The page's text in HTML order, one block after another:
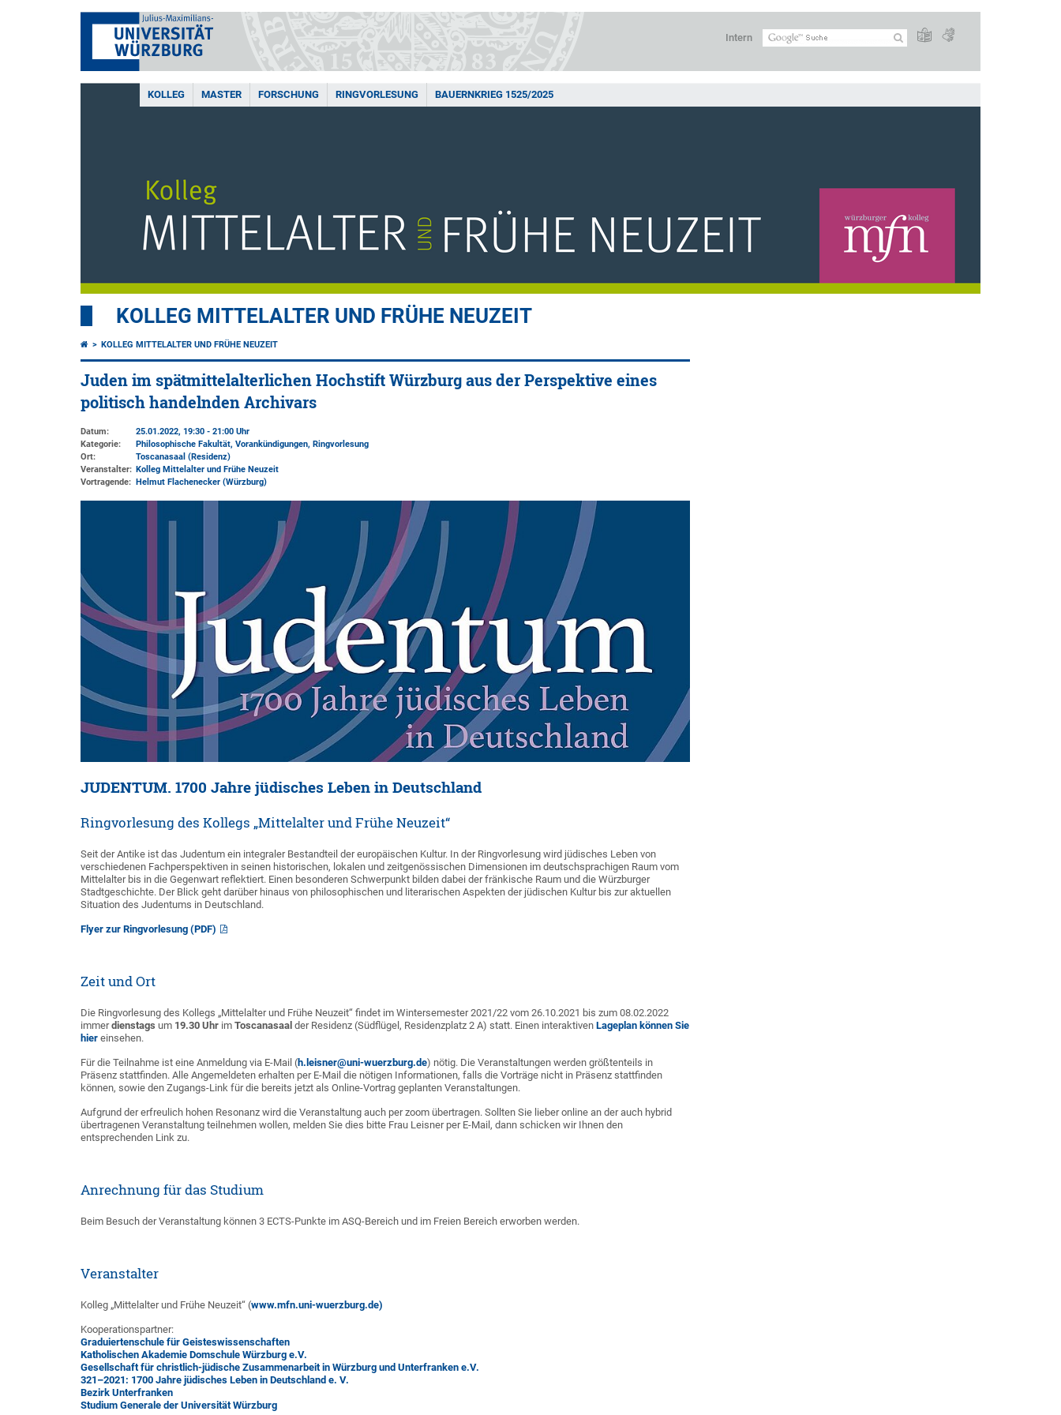
Intern
KOLLEG MASTER FORSCHUNG RINGVORLESUNG BAUERNKRIEG 1525/2025
KOLLEG MITTELALTER UND FRÜHE NEUZEIT
KOLLEG MITTELALTER UND FRÜHE NEUZEIT
Juden im spätmittelalterlichen Hochstift Würzburg aus der Perspektive eines
politisch handelnden Archivars
Datum:
25.01.2022, 19:30 - 21:00 Uhr
Kategorie:
Philosophische Fakultät, Vorankündigungen, Ringvorlesung
Ort:
Toscanasaal (Residenz)
Veranstalter: Kolleg Mittelalter und Frühe Neuzeit
Vortragende: Helmut Flachenecker (Würzburg)
JUDENTUM. 1700 Jahre jüdisches Leben in Deutschland
Ringvorlesung des Kollegs „Mittelalter und Frühe Neuzeit“
Seit der Antike ist das Judentum ein integraler Bestandteil der europäischen Kultur. In der Ringvorlesung wird jüdisches Leben von
verschiedenen Fachperspektiven in seinen historischen, lokalen und zeitgenössischen Dimensionen im deutschsprachigen Raum vom
Mittelalter bis in die Gegenwart reflektiert. Einen besonderen Schwerpunkt bilden dabei der fränkische Raum und die Würzburger
Stadtgeschichte. Der Blick geht darüber hinaus von philosophischen und literarischen Aspekten der jüdischen Kultur bis zur aktuellen
Situation des Judentums in Deutschland.
Flyer zur Ringvorlesung (PDF)
Zeit und Ort
Die Ringvorlesung des Kollegs „Mittelalter und Frühe Neuzeit“ findet im Wintersemester 2021/22 vom 26.10.2021 bis zum 08.02.2022
immerdienstags um 19.30 Uhr im Toscanasaal der Residenz (Südflügel, Residenzplatz 2 A) statt. Einen interaktiven Lageplan können Sie
hier einsehen.
Für die Teilnahme ist eine Anmeldung via E-Mail (h.leisner@uni-wuerzburg.de) nötig. Die Veranstaltungen werden größtenteils in
Präsenz stattfinden. Alle Angemeldeten erhalten per E-Mail die nötigen Informationen, falls die Vorträge nicht in Präsenz stattfinden
können, sowie den Zugangs-Link für die bereits jetzt als Online-Vortrag geplanten Veranstaltungen.
Aufgrund der erfreulich hohen Resonanz wird die Veranstaltung auch per zoom übertragen. Sollten Sie lieber online an der auch hybrid
übertragenen Veranstaltung teilnehmen wollen, melden Sie dies bitte Frau Leisner per E-Mail, dann schicken wir Ihnen den
entsprechenden Link zu.
Anrechnung für das Studium
Beim Besuch der Veranstaltung können 3 ECTS-Punkte im ASQ-Bereich und im Freien Bereich erworben werden.
Veranstalter
Kolleg „Mittelalter und Frühe Neuzeit“ (www.mfn.uni-wuerzburg.de)
Kooperationspartner:
Graduiertenschule für Geisteswissenschaften
Katholischen Akademie Domschule Würzburg e.V.
Gesellschaft für christlich-jüdische Zusammenarbeit in Würzburg und Unterfranken e.V.
321–2021: 1700 Jahre jüdisches Leben in Deutschland e. V.
Bezirk Unterfranken
Studium Generale der Universität Würzburg